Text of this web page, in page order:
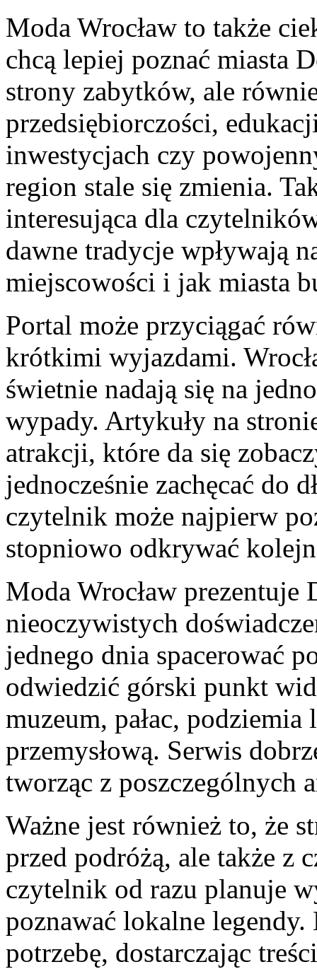
Moda Wrocław to także
chcą lepiej poznać miasta
strony zabytków, ale
przedsiębiorczości,
inwestycjach czy
region stale się zmienia.
interesująca dla
dawne tradycje wpływają
miejscowości i jak miasta
Portal może przyciągać
krótkimi wyjazdami.
świetnie nadają się na
wypady. Artykuły na
atrakcji, które da się
jednocześnie zachęcać do
czytelnik może najpierw
stopniowo odkrywać
Moda Wrocław prezentuje
nieoczywistych
jednego dnia spacerować
odwiedzić górski punkt
muzeum, pałac,
przemysłową. Serwis
tworząc z poszczególnych
Ważne jest również to, że
przed podróżą, ale także z
czytelnik od razu planuje
poznawać lokalne
potrzebę, dostarczając